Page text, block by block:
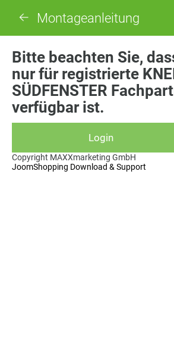
Montageanleitung
Bitte beachten Sie,
nur für registrierte
SÜDFENSTER
verfügbar ist.
Copyright MAXXmarketing GmbH
JoomShopping Download & Support